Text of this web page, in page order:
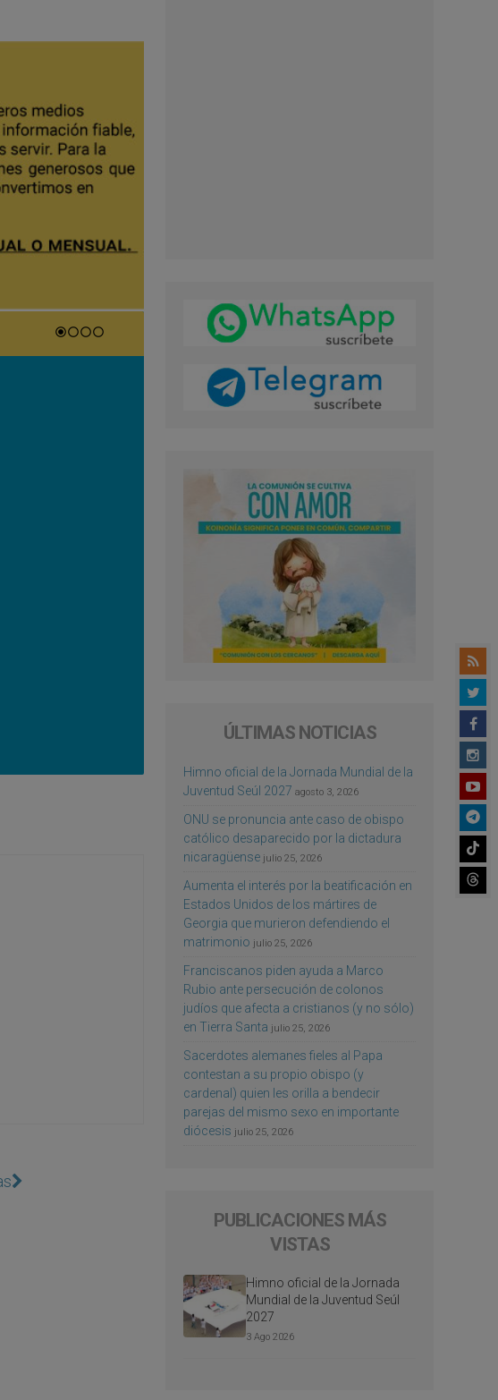
ÚLTIMAS NOTICIAS
Himno oficial de la Jornada Mundial de la
Juventud Seúl 2027 agosto 3, 2026
ONU se pronuncia ante caso de obispo
católico desaparecido por la dictadura
nicaragüense julio 25, 2026
Aumenta el interés por la beatificación en
Estados Unidos de los mártires de
Georgia que murieron defendiendo el
matrimonio julio 25, 2026
Franciscanos piden ayuda a Marco
Rubio ante persecución de colonos
judíos que afecta a cristianos (y no sólo)
en Tierra Santa julio 25, 2026
Sacerdotes alemanes fieles al Papa
contestan a su propio obispo (y
cardenal) quien les orilla a bendecir
parejas del mismo sexo en importante
diócesis julio 25, 2026
PUBLICACIONES MÁS
VISTAS
Himno oficial de la Jornada
Mundial de la Juventud Seúl
2027
3 Ago 2026